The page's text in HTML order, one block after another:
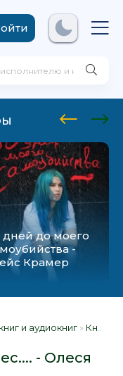
дней до моего
-
Крамер
и аудиокниг » Книги
- Олеся